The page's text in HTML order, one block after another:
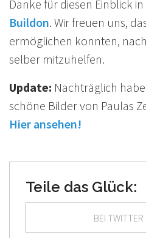
Danke für diesen Einblick
Buildon. Wir freuen uns,
ermöglichen konnten,
selber mitzuhelfen.
Update: Nachträglich
schöne Bilder von Paulas
Hier ansehen!
Teile das Glück:
BEI